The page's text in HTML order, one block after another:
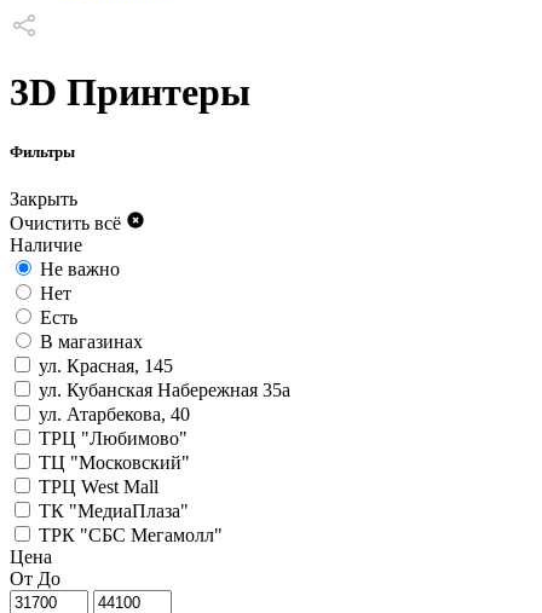
3D Принтеры
Фильтры
Закрыть
Очистить всё
Наличие
Не важно
Нет
Есть
В магазинах
ул. Красная, 145
ул. Кубанская Набережная 35а
ул. Атарбекова, 40
ТРЦ "Любимово"
ТЦ "Московский"
ТРЦ West Mall
ТК "МедиаПлаза"
ТРК "СБС Мегамолл"
Цена
От До